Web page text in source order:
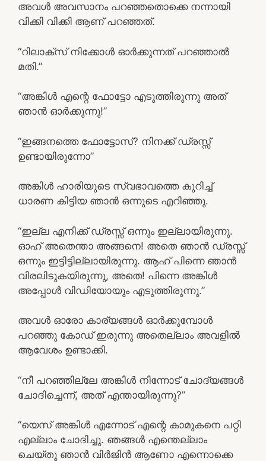
അവൾ അവസാനം പറഞ്ഞതൊക്കെ നന്നായി
വിക്കി വിക്കി ആണ് പറഞ്ഞത്.
“റിലാക്സ് നിക്കോൾ ഓർക്കുന്നത് പറഞ്ഞാൽ
മതി.”
“അങ്കിൾ എന്റെ ഫോട്ടോ എടുത്തിരുന്നു അത്
ഞാൻ ഓർക്കുന്നു!”
“ഇങ്ങനത്തെ ഫോട്ടോസ്? നിനക്ക് ഡ്രസ്സ്
ഉണ്ടായിരുന്നോ”
അങ്കിൾ ഹാരിയുടെ സ്വഭാവത്തെ കുറിച്ച്‌
ധാരണ കിട്ടിയ ഞാൻ ഒന്നുടെ എറിഞ്ഞു.
“ഇല്ല എനിക്ക് ഡ്രസ്സ് ഒന്നും ഇല്ലായിരുന്നു.
ഓഹ് അതെന്താ അങ്ങനെ! അതെ ഞാൻ ഡ്രസ്സ്
ഒന്നും ഇട്ടിട്ടില്ലായിരുന്നു. ആഹ് പിന്നെ ഞാൻ
വിരലിടുകയിരുന്നു, അതെ! പിന്നെ അങ്കിൾ
അപ്പോൾ വിഡിയോയും എടുത്തിരുന്നു.”
അവൾ ഓരോ കാര്യങ്ങൾ ഓർക്കുമ്പോൾ
പറഞ്ഞു കോഡ് ഇരുന്നു അതെല്ലാം അവളിൽ
ആവേശം ഉണ്ടാക്കി.
“നീ പറഞ്ഞില്ലേ അങ്കിൾ നിന്നോട് ചോദ്യങ്ങൾ
ചോദിച്ചെന്ന്, അത് എന്തായിരുന്നു?”
“യെസ് അങ്കിൾ എന്നോട് എന്റെ കാമുകനെ പറ്റി
എല്ലാം ചോദിച്ചു. ഞങ്ങൾ എന്തെല്ലാം
ചെയ്തു ഞാൻ വിർജിൻ ആണോ എന്നൊക്കെ